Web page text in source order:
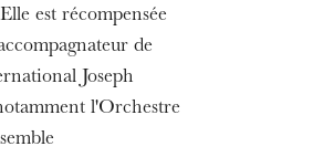
die Oper
est récompensée
de
Joseph
l'Orchestre